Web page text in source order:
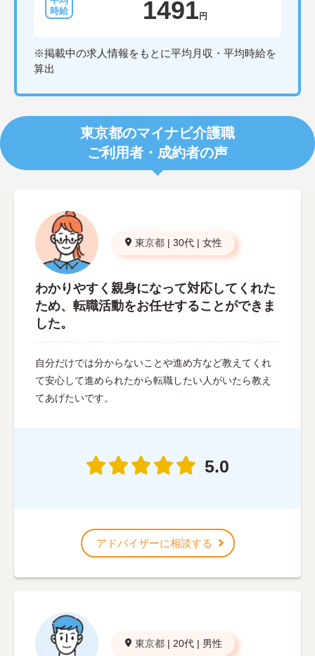
1491 円
※掲載中の求人情報をもとに平均月収・平均時給を
算出
東京都のマイナビ介護職
ご利用者・成約者の声
東京都 | 30代 | 女性
わかりやすく親身になって対応してくれた
ため、転職活動をお任せすることができま
した。
自分だけでは分からないことや進め方など教えてくれ
て安心して進められたから転職したい人がいたら教え
てあげたいです。
5.0
アドバイザーに相談する
東京都 | 20代 | 男性